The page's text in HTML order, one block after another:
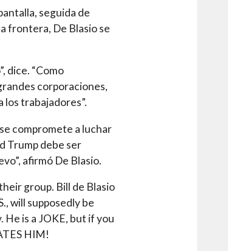
seguida de
frontera, De Blasio se
dice. “Como
corporaciones,
los trabajadores”.
compromete a luchar
Trump debe ser
afirmó De Blasio.
group. Bill de Blasio
will supposedly be
is a JOKE, but if you
HIM!